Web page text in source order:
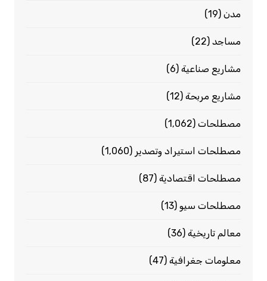
مدن(19)
مساجد(22)
مشاريع صناعية(6)
مشاريع مربحة(12)
مصطلحات(1٬062)
مصطلحات استيراد وتصدير (1٬060)
مصطلحات اقتصادية(87)
مصطلحات سيو(13)
معالم تاريخية(36)
معلومات جغرافية(47)